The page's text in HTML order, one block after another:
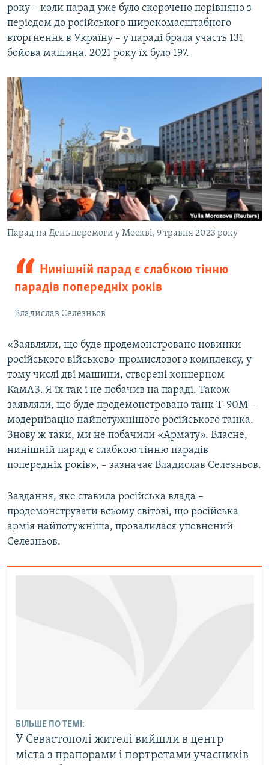
року – коли парад уже було скорочено порівняно з
періодом до російського широкомасштабного
вторгнення в Україну – у параді брала участь 131
бойова машина. 2021 року їх було 197.
Парад на День перемоги у Москві, 9 травня 2023 року
Нинішній парад є слабкою тінню
парадів попередніх років
Владислав Селезньов
«Заявляли, що буде продемонстровано новинки
російського військово-промислового комплексу, у
тому числі дві машини, створені концерном
КамАЗ. Я їх так і не побачив на параді. Також
заявляли, що буде продемонстровано танк Т-90М –
модернізацію найпотужнішого російського танка.
Знову ж таки, ми не побачили «Армату». Власне,
нинішній парад є слабкою тінню парадів
попередніх років», – зазначає Владислав Селезньов.
Завдання, яке ставила російська влада –
продемонструвати всьому світові, що російська
армія найпотужніша, провалилася упевнений
Селезньов.
БІЛЬШЕ ПО ТЕМІ:
У Севастополі жителі вийшли в центр
міста з прапорами і портретами учасників